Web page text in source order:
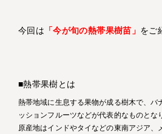
今回は 「今が旬の熱帯果樹苗」 をご
■熱帯果樹とは
熱帯地域に生息する果物が成る樹木で、バ
ッションフルーツなどが代表的なものとな
原産地はインドやタイなどの東南アジア、